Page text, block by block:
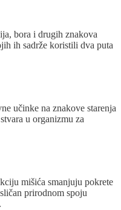
bora i drugih znakova
ih sadrže koristili dva puta
učinke na znakove starenja
u organizmu za
mišića smanjuju pokrete
prirodnom spoju